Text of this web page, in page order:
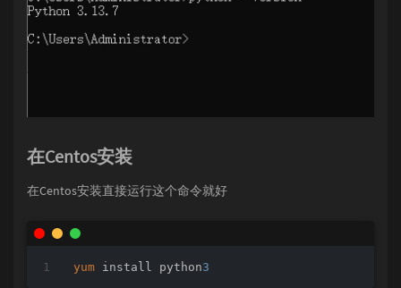
在Centos安装
在Centos安装直接运行这个命令就好
yum install python3